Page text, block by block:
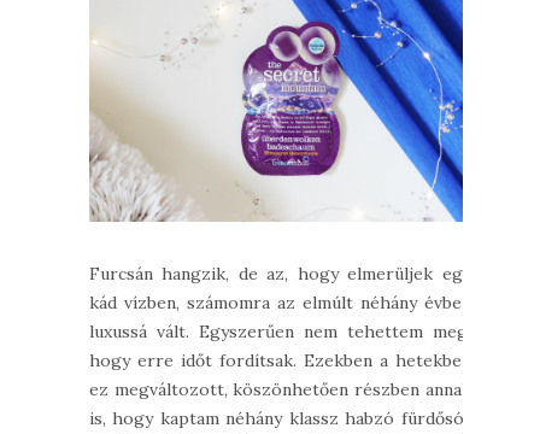
Furcsán hangzik, de az, hogy elmerüljek egy
kád vízben, számomra az elmúlt néhány évben
luxussá vált. Egyszerűen nem tehettem meg,
hogy erre időt fordítsak. Ezekben a hetekben
ez megváltozott, köszönhetően részben annak
is, hogy kaptam néhány klassz habzó fürdősót